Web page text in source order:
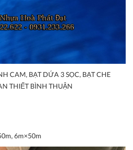
CAM, BẠT DỨA 3 SỌC, BẠT CHE
THIẾT BÌNH THUẬN
6m×50m